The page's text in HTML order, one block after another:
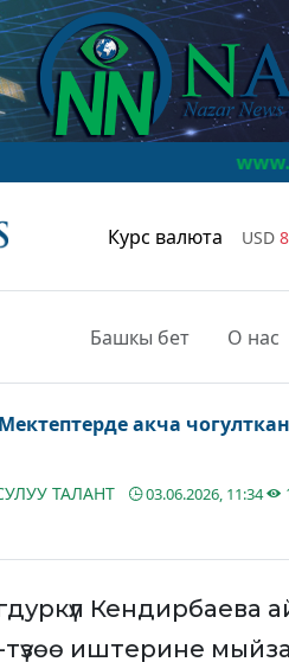
Курс валюта USD
Башкы бет О нас
акча
ТАЛАНТ 03.06.2026, 11:34
Кендирбаева
иштерине